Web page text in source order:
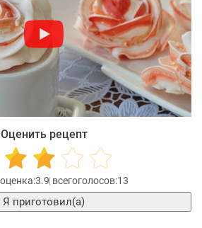
Оценить рецепт
3.9 13
Я приготовил(а)